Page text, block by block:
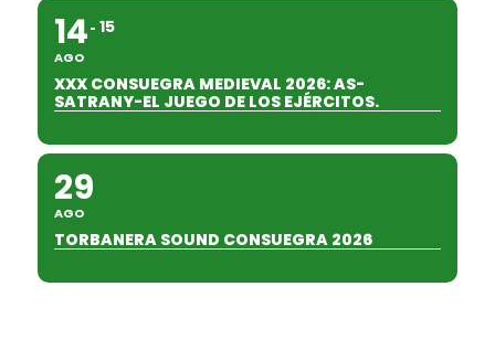
14
AGO
15
XXX CONSUEGRA MEDIEVAL 2026: AS-
SATRANY-EL JUEGO DE LOS EJÉRCITOS.
29
AGO
TORBANERA SOUND CONSUEGRA 2026